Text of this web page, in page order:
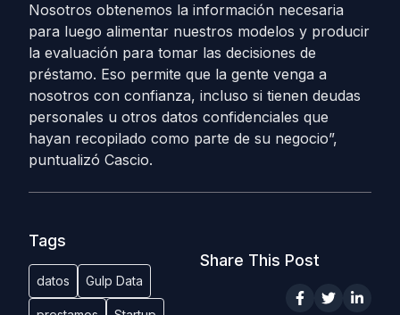
Nosotros obtenemos la información necesaria
para luego alimentar nuestros modelos y producir
la evaluación para tomar las decisiones de
préstamo. Eso permite que la gente venga a
nosotros con confianza, incluso si tienen deudas
personales u otros datos confidenciales que
hayan recopilado como parte de su negocio”,
puntualizó Cascio.
Tags
datos Gulp Data
Share This Post